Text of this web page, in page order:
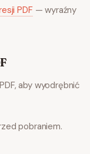
PDF— wyraźny
aby wyodrębnić
pobraniem.